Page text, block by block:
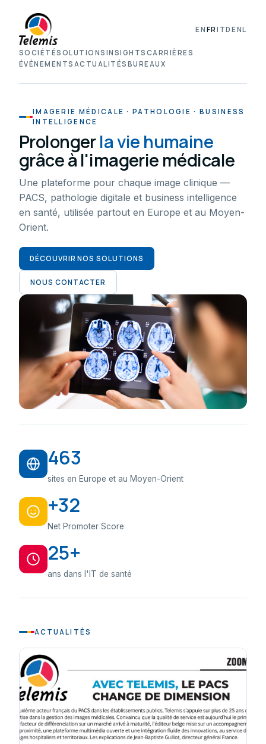
SOCIÉTÉSOLUTIONS INSIGHTS CARRIÈRES
ÉVÉNEMENTS ACTUALITÉS BUREAUX
ENFRITDENL
IMAGERIE MÉDICALE · PATHOLOGIE · BUSINESS
INTELLIGENCE
Prolongerla vie humaine
grâce à l'imagerie médicale
Une plateforme pour chaque image clinique —
PACS, pathologie digitale et business intelligence
en santé, utilisée partout en Europe et au Moyen-
Orient.
DÉCOUVRIR NOS SOLUTIONS
NOUS CONTACTER
463
sites en Europe et au Moyen-Orient
+32
Net Promoter Score
25+
ans dans l'IT de santé
ACTUALITÉS